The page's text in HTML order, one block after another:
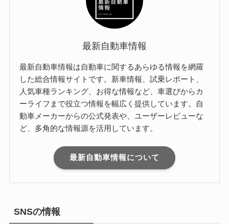
最新自動車情報
最新自動車情報は自動車に関するあらゆる情報を網羅
した総合情報サイトです。新車情報、試乗レポート、
人気車種ランキング、お得な情報など、車選びからカ
ーライフまで役立つ情報を幅広く提供しています。自
動車メーカーからの公式発表や、ユーザーレビューな
ど、多角的な情報源を活用しています。
最新自動車情報について
SNSの情報